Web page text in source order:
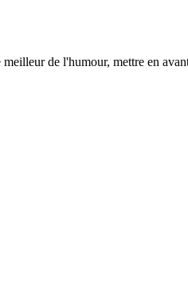
de l'humour, mettre en